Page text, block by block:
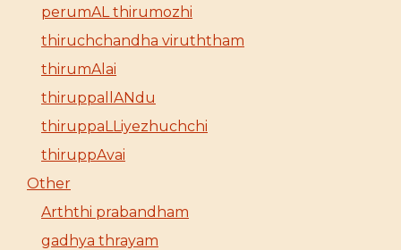
perumAL thirumozhi
thiruchchandha viruththam
thirumAlai
thiruppallANdu
thiruppaLLiyezhuchchi
thiruppAvai
Other
Arththi prabandham
gadhya thrayam